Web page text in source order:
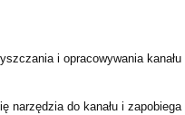
i opracowywania kanału
narzędzia do kanału i zapobiega